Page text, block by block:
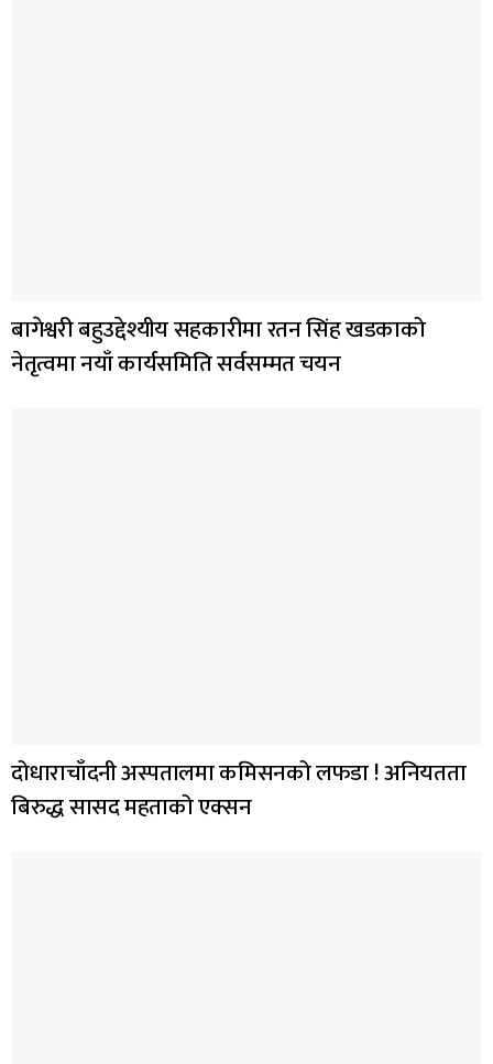
बागेश्वरी बहुउद्देश्यीय सहकारीमा रतन सिंह खडकाको
नेतृत्वमा नयाँ कार्यसमिति सर्वसम्मत चयन
दोधाराचाँदनी अस्पतालमा कमिसनको लफडा ! अनियतता
बिरुद्ध सासद महताको एक्सन